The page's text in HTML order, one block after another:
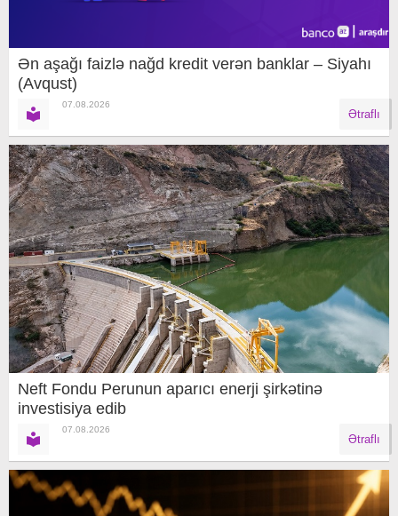
Ən aşağı faizlə nağd kredit verən banklar – Siyahı
(Avqust)
07.08.2026
Ətraflı
Neft Fondu Perunun aparıcı enerji şirkətinə
investisiya edib
07.08.2026
Ətraflı